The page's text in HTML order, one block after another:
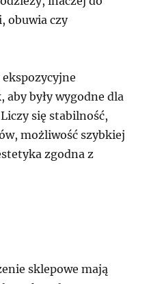
obuwia czy
były wygodne dla
się stabilność,
możliwość szybkiej
zgodna z
sklepowe mają